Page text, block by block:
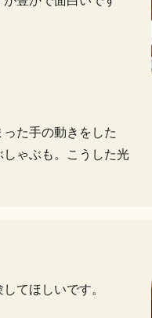
た手の動きをした
ゃぶも。こうした光
てほしいです。